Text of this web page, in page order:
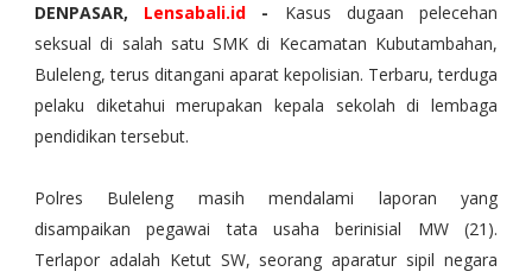
DENPASAR, Lensabali.id - Kasus dugaan pelecehan
seksual di salah satu SMK di Kecamatan Kubutambahan,
Buleleng, terus ditangani aparat kepolisian. Terbaru, terduga
pelaku diketahui merupakan kepala sekolah di lembaga
pendidikan tersebut.
Polres Buleleng masih mendalami laporan yang
disampaikan pegawai tata usaha berinisial MW (21).
Terlapor adalah Ketut SW, seorang aparatur sipil negara